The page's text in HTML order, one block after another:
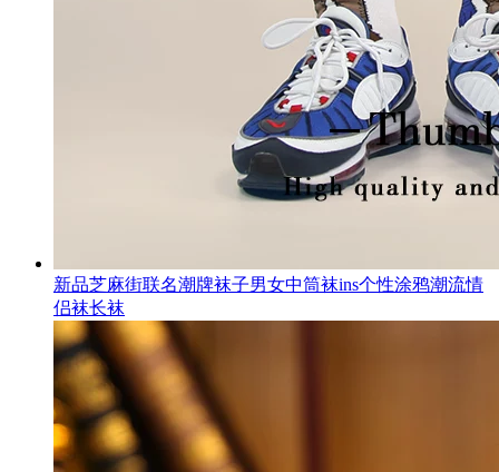
新品芝麻街联名潮牌袜子男女中筒袜ins个性涂鸦潮流情
侣袜长袜